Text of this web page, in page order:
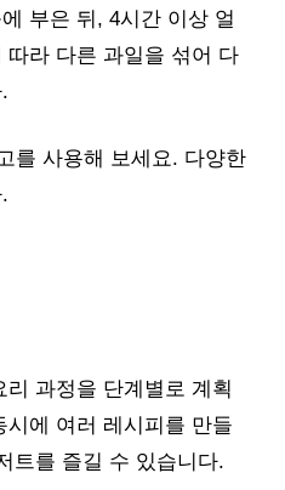
부은 뒤, 4시간 이상 얼
라 다른 과일을 섞어 다
를 사용해 보세요. 다양한
과정을 단계별로 계획
에 여러 레시피를 만들
트를 즐길 수 있습니다.